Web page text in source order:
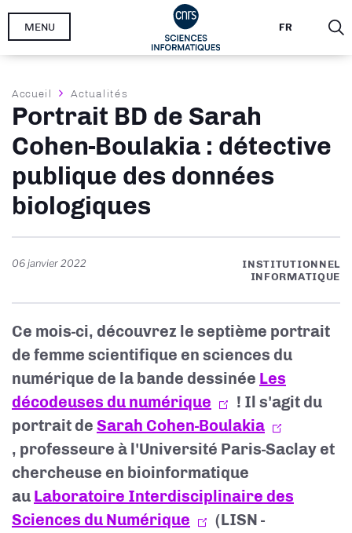
Aller
FR
MENU
Fil
d'Ariane
Accueil Actualités
Portrait BD de Sarah
Cohen-Boulakia : détective
publique des données
biologiques
06 janvier 2022
INSTITUTIONNEL
INFORMATIQUE
Ce mois-ci, découvrez le septième portrait
de femme scientifique en sciences du
numérique de la bande dessinée Les
décodeuses du numérique
! Il s'agit du
portrait de Sarah Cohen-Boulakia
, professeure à l'Université Paris-Saclay et
chercheuse en bioinformatique
au Laboratoire Interdisciplinaire des
Sciences du Numérique
(LISN -